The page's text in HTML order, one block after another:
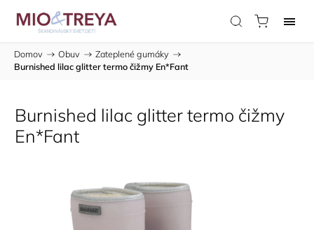
Domov / Obuv / Zateplené gumáky /
Burnished lilac glitter termo čižmy En*Fant
Burnished lilac glitter termo čižmy
En*Fant